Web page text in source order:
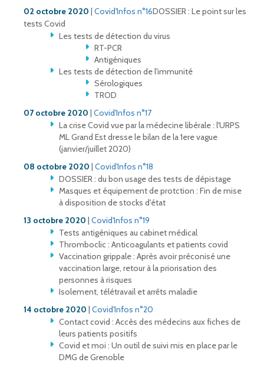
02 octobre 2020 | Covid'Infos n°16DOSSIER : Le point sur les
tests Covid
Les tests de détection du virus
RT-PCR
Antigéniques
Les tests de détection de l'immunité
Sérologiques
TROD
07 octobre 2020 | Covid'Infos n°17
La crise Covid vue par la médecine libérale : l'URPS
ML Grand Est dresse le bilan de la 1ere vague
(janvier/juillet 2020)
08 octobre 2020 | Covid'Infos n°18
DOSSIER : du bon usage des tests de dépistage
Masques et équipement de protction : Fin de mise
à disposition de stocks d'état
13 octobre 2020 | Covid'Infos n°19
Tests antigéniques au cabinet médical
Thromboclic : Anticoagulants et patients covid
Vaccination grippale : Après avoir préconisé une
vaccination large, retour à la priorisation des
personnes à risques
Isolement, télétravail et arrêts maladie
14 octobre 2020 | Covid'Infos n°20
Contact covid : Accès des médecins aux fiches de
leurs patients positifs
Covid et moi : Un outil de suivi mis en place par le
DMG de Grenoble